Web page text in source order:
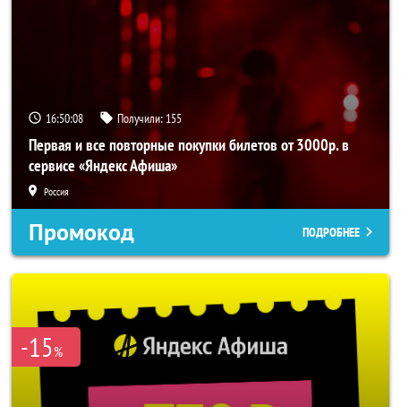
16:50:07 Получили: 155
Первая и все повторные покупки билетов от 3000р. в
сервисе «Яндекс Афиша»
Россия
Промокод ПОДРОБНЕЕ
-15%